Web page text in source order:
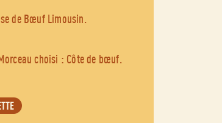
de Bœuf Limousin.
choisi : Côte de bœuf.